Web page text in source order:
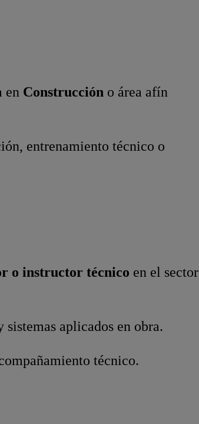
en Construcción o área afín
entrenamiento técnico o
o instructor técnico en el sector
aplicados en obra.
técnico.